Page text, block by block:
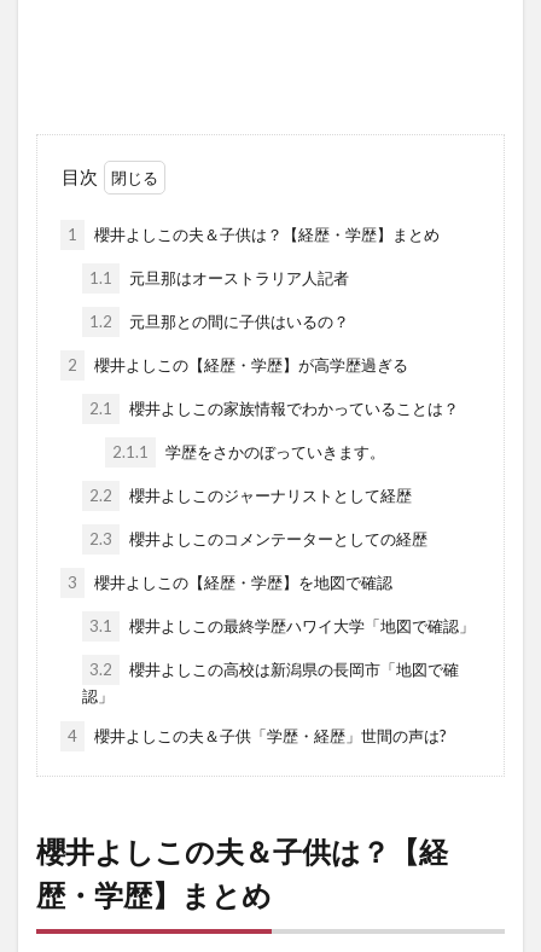
目次
1 櫻井よしこの夫＆子供は？【経歴・学歴】まとめ
1.1 元旦那はオーストラリア人記者
1.2 元旦那との間に子供はいるの？
2 櫻井よしこの【経歴・学歴】が高学歴過ぎる
2.1 櫻井よしこの家族情報でわかっていることは？
2.1.1 学歴をさかのぼっていきます。
2.2 櫻井よしこのジャーナリストとして経歴
2.3 櫻井よしこのコメンテーターとしての経歴
3 櫻井よしこの【経歴・学歴】を地図で確認
3.1 櫻井よしこの最終学歴ハワイ大学「地図で確認」
3.2
櫻井よしこの高校は新潟県の長岡市「地図で確
認」
4 櫻井よしこの夫＆子供「学歴・経歴」世間の声は?
櫻井よしこの夫＆子供は？【経
歴・学歴】まとめ